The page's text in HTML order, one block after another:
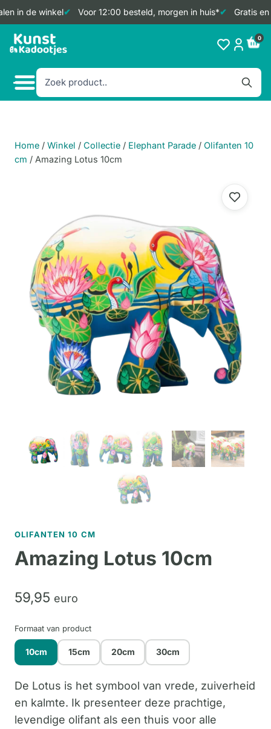
in de winkel Voor 12:00 besteld, morgen in huis* Gratis en
Doorgaan
naar
0
Home / Winkel / Collectie / Elephant Parade / Olifanten 10
cm / Amazing Lotus 10cm
OLIFANTEN 10 CM
Amazing Lotus 10cm
59,95 euro
Formaat van product
10cm 15cm 20cm 30cm
De Lotus is het symbool van vrede, zuiverheid
en kalmte. Ik presenteer deze prachtige,
levendige olifant als een thuis voor alle